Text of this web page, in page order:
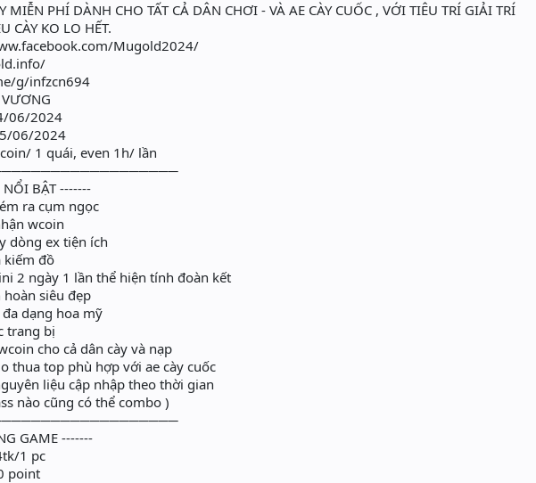
MIỄN PHÍ DÀNH CHO TẤT CẢ DÂN CHƠI - VÀ AE CÀY CUỐC , VỚI TIÊU TRÍ GIẢI TRÍ
CÀY KO LO HẾT.
Mugold2024/
g/infzcn694
06/2024
06/2024
1 quái, even 1h/ lần
BẬT -------
ra cụm ngọc
wcoin
dòng ex tiện ích
kiếm đồ
2 ngày 1 lần thể hiện tính đoàn kết
siêu đẹp
dạng hoa mỹ
trang bị
cho cả dân cày và nạp
thua top phù hợp với ae cày cuốc
liệu cập nhập theo thời gian
nào cũng có thể combo )
GAME -------
1 pc
point